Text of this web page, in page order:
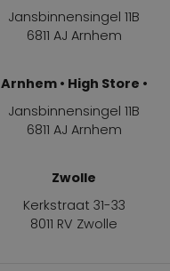
Jansbinnensingel 11B
6811 AJ Arnhem
Arnhem • High Store •
Jansbinnensingel 11B
6811 AJ Arnhem
Zwolle
Kerkstraat 31-33
8011 RV Zwolle